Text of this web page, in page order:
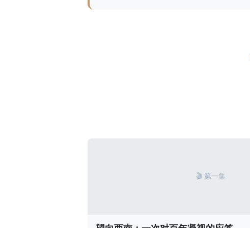
🎬 第一集